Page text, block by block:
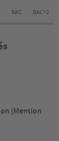
BAC BAC+2
(Mention